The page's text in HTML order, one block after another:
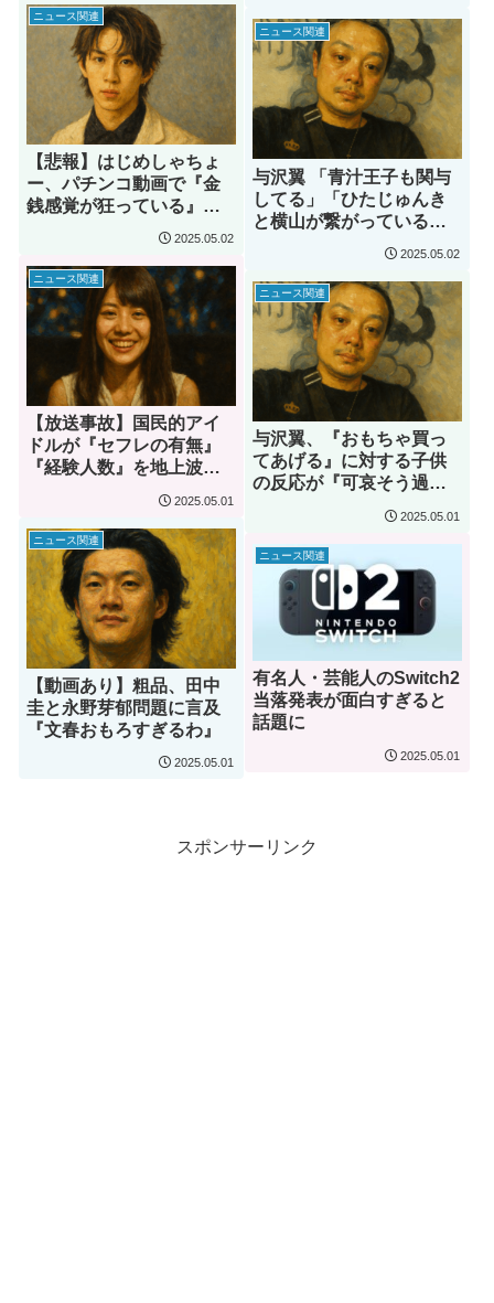
ニュース関連
【悲報】はじめしゃちょ
ー、パチンコ動画で『金
銭感覚が狂っている』と
2025.05.02
ニュース関連
与沢翼 「青汁王子も関与
してる」「ひたじゅんき
と横山が繋がっている」
…衝撃の暴露が話題に
2025.05.02
ニュース関連
【放送事故】国民的アイ
ドルが『セフレの有無』
『経験人数』を地上波で
放送してしまう…
2025.05.01
ニュース関連
与沢翼、『おもちゃ買っ
てあげる』に対する子供
の反応が『可哀そう過ぎ
2025.05.01
ニュース関連
【動画あり】粗品、田中
圭と永野芽郁問題に言及
『文春おもろすぎるわ』
2025.05.01
ニュース関連
有名人・芸能人のSwitch2
当落発表が面白すぎると
話題に
2025.05.01
スポンサーリンク